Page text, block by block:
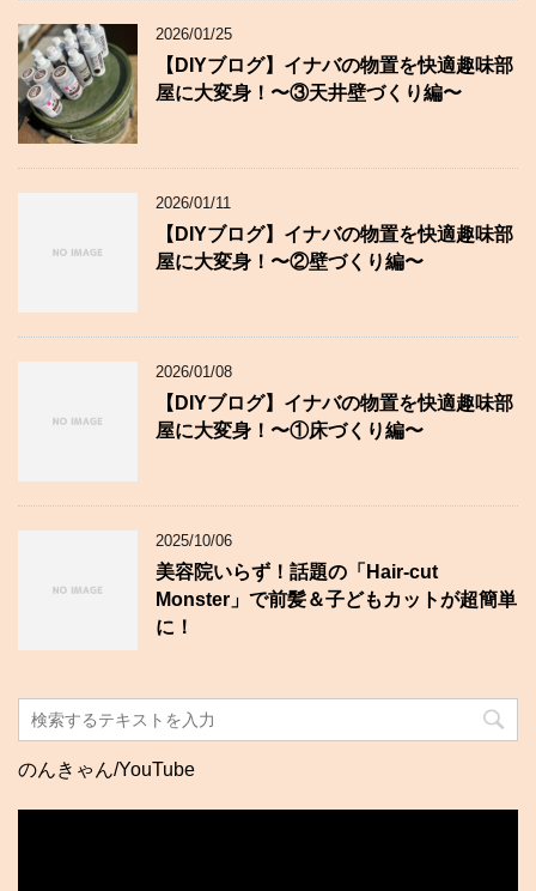
2026/01/25
【DIYブログ】イナバの物置を快適趣味部
屋に大変身！〜③天井壁づくり編〜
2026/01/11
【DIYブログ】イナバの物置を快適趣味部
屋に大変身！〜②壁づくり編〜
2026/01/08
【DIYブログ】イナバの物置を快適趣味部
屋に大変身！〜①床づくり編〜
2025/10/06
美容院いらず！話題の「Hair-cut
Monster」で前髪＆子どもカットが超簡単
に！
のんきゃん/YouTube